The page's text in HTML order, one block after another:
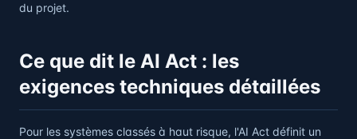
du projet.
Ce que dit le AI Act : les
exigences techniques détaillées
Pour les systèmes classés à haut risque, l'AI Act définit un